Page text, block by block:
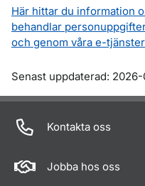
Här hittar du information
behandlar
och genom våra e-
Om sidan
Senast uppdaterad: 2026-
Kontakta oss
Jobba hos oss